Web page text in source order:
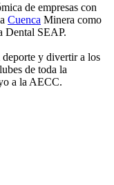
de empresas con
Cuenca Minera como
Dental SEAP.
y divertir a los
de toda la
a la AECC.